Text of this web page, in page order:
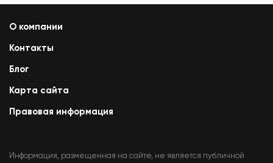
О компании
Контакты
Блог
Карта сайта
Правовая информация
Информация, размещенная на сайте, не является публичной